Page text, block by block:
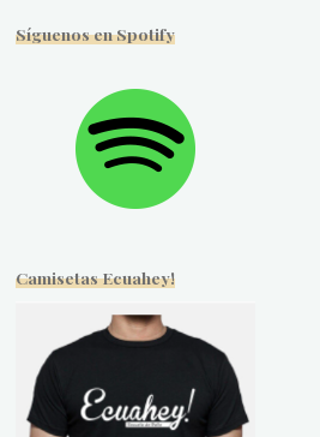
Síguenos en Spotify
Camisetas Ecuahey!